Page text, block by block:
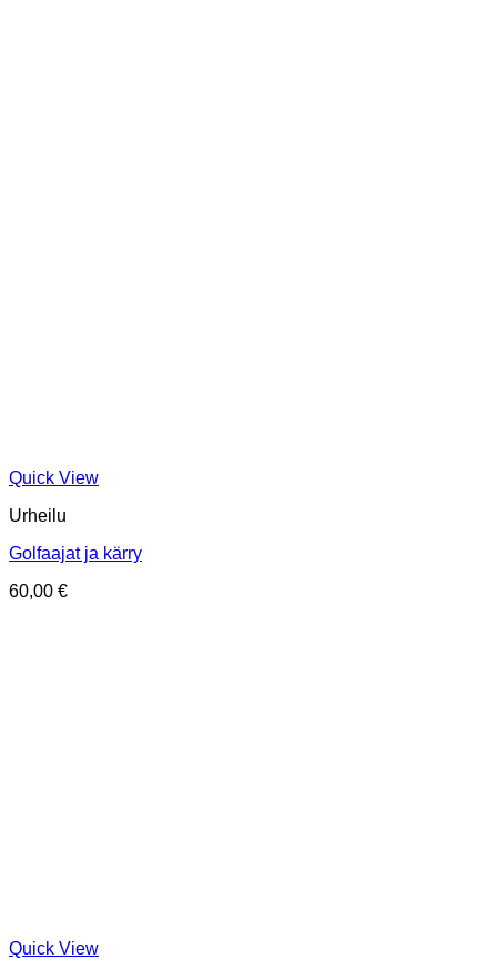
Quick View
Urheilu
Golfaajat ja kärry
60,00 €
Quick View